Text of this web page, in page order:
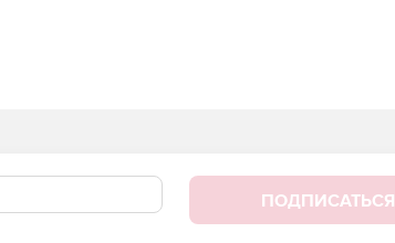
ПОДПИСАТЬСЯ